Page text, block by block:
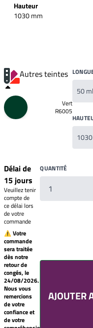
Hauteur
1030 mm
Autres teintes
Vert
R6005
Délai de
15 jours
Veuillez tenir
compte de
ce délai lors
de votre
commande
⚠ Votre
commande
sera traitée
dès notre
retour de
congés, le
24/08/2026.
Nous vous
remercions
de votre
confiance et
de votre
QUANTITÉ
AJOUTER
Votre
liste
de
souhaits
Un
produit
0,00€
Créer
une